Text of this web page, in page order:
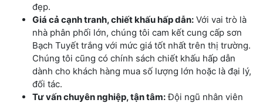
đẹp.
Giá cả cạnh tranh, chiết khấu hấp dẫn: Với vai trò là
nhà phân phối lớn, chúng tôi cam kết cung cấp sơn
Bạch Tuyết trắng với mức giá tốt nhất trên thị trường.
Chúng tôi cũng có chính sách chiết khấu hấp dẫn
dành cho khách hàng mua số lượng lớn hoặc là đại lý,
đối tác.
Tư vấn chuyên nghiệp, tận tâm:Đội ngũ nhân viên